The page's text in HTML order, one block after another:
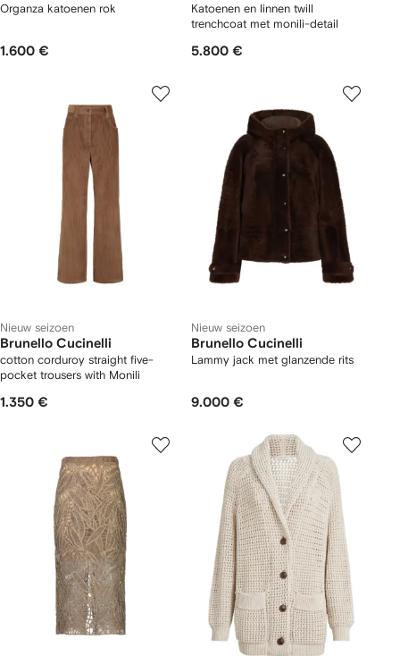
Organza katoenen rok
1.600 €
Katoenen en linnen twill
trenchcoat met monili-detail
5.800 €
Nieuw seizoen
Brunello Cucinelli
cotton corduroy straight five-
pocket trousers with Monili
1.350 €
Nieuw seizoen
Brunello Cucinelli
Lammy jack met glanzende rits
9.000 €